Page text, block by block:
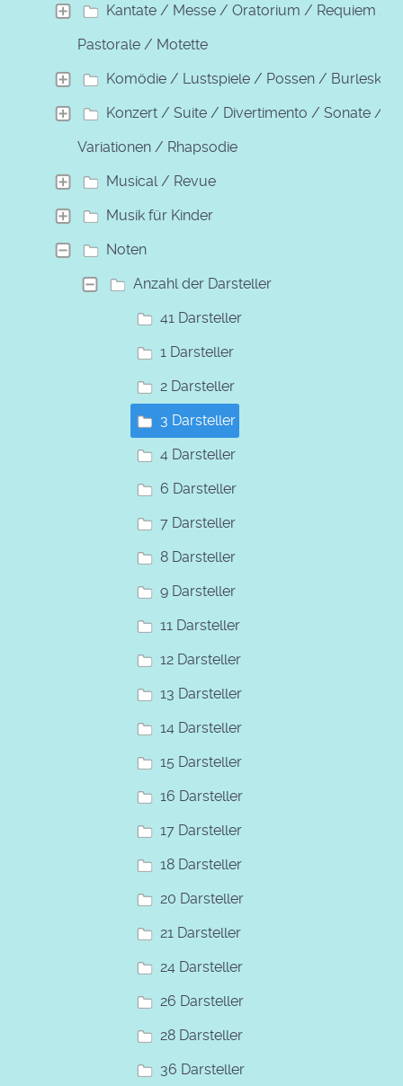
Kantate / Messe / Oratorium / Requiem /
Pastorale / Motette
Komödie / Lustspiele / Possen / Burleske
Konzert / Suite / Divertimento / Sonate /
Variationen / Rhapsodie
Musical / Revue
Musik für Kinder
Noten
Anzahl der Darsteller
41 Darsteller
1 Darsteller
2 Darsteller
3 Darsteller
4 Darsteller
6 Darsteller
7 Darsteller
8 Darsteller
9 Darsteller
11 Darsteller
12 Darsteller
13 Darsteller
14 Darsteller
15 Darsteller
16 Darsteller
17 Darsteller
18 Darsteller
20 Darsteller
21 Darsteller
24 Darsteller
26 Darsteller
28 Darsteller
36 Darsteller